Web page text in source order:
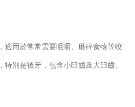
適用於常常需要咀嚼、磨碎食物等咬
特別是後牙，包含小臼齒及大臼齒。